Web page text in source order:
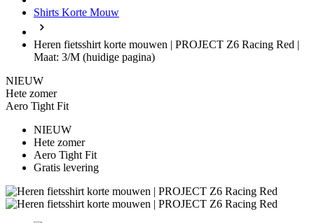
Shirts Korte Mouw
Heren fietsshirt korte mouwen | PROJECT Z6 Racing Red |
Maat: 3/M (huidige pagina)
NIEUW
Hete zomer
Aero Tight Fit
NIEUW
Hete zomer
Aero Tight Fit
Gratis levering